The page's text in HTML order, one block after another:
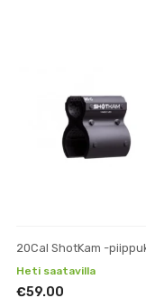
20Cal ShotKam -
Heti saatavilla
€59.00